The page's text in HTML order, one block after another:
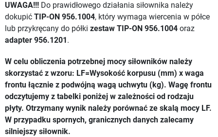
UWAGA!!! Do prawidłowego działania siłownika należy
dokupić TIP-ON 956.1004, który wymaga wiercenia w półce
lub przykręcany do półki zestaw TIP-ON 956.1004 oraz
adapter 956.1201 .
W celu obliczenia potrzebnej mocy siłowników należy
skorzystać z wzoru: LF=Wysokość korpusu (mm) x waga
frontu łącznie z podwójną wagą uchwytu (kg). Wagę frontu
odczytujemy z tabelki poniżej w zależności od rodzaju
płyty. Otrzymany wynik należy porównać ze skalą mocy LF.
W przypadku spornych, granicznych danych zalecamy
silniejszy siłownik.